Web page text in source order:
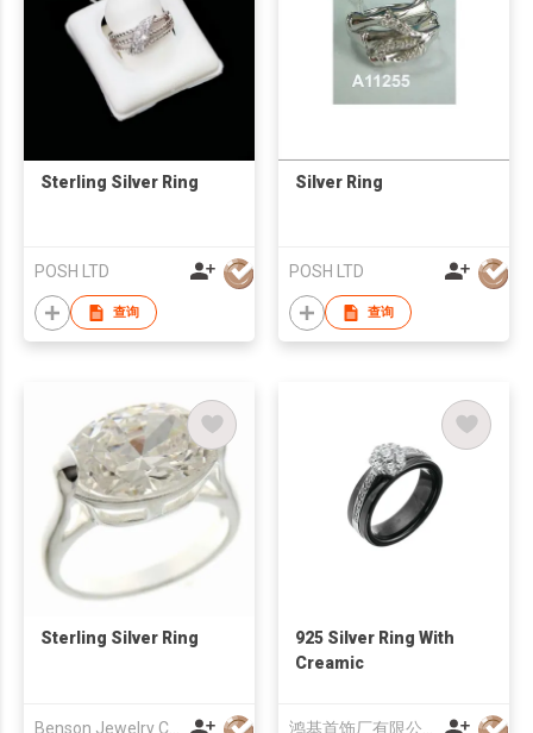
Sterling Silver Ring
POSH LTD
查询
Silver Ring
POSH LTD
查询
Sterling Silver Ring
925 Silver Ring With
Creamic